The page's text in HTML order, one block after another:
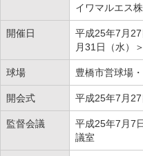
イワマルエス
開催日
平成25年7月
月31日（水）＞
球場 豊橋市営球場
開会式 平成25年7月
監督会議
平成25年7月7
議室